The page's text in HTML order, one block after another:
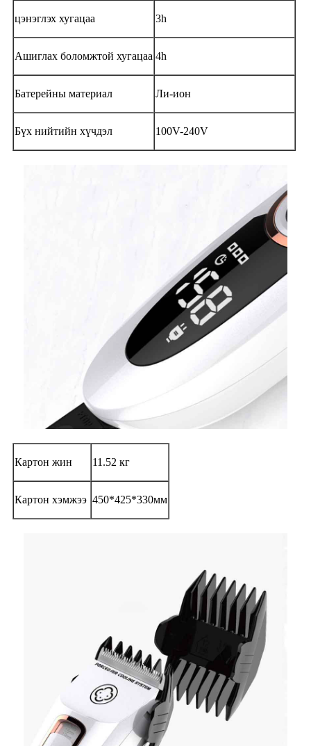
цэнэглэх хугацаа 3h
Ашиглах боломжтой хугацаа 4h
Батерейны материал Ли-ион
Бүх нийтийн хүчдэл 100V-240V
Картон жин 11.52 кг
Картон хэмжээ 450*425*330мм